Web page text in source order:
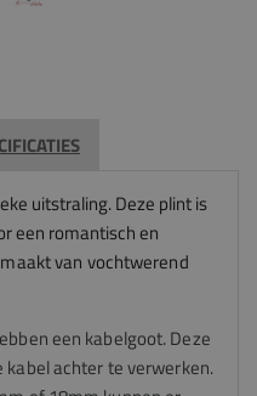
uitstraling. Deze plint is
een romantisch en
van vochtwerend
een kabelgoot. Deze
achter te verwerken.